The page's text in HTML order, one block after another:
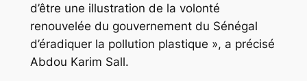
d’être une illustration de la volonté
renouvelée du gouvernement du Sénégal
d’éradiquer la pollution plastique », a précisé
Abdou Karim Sall.